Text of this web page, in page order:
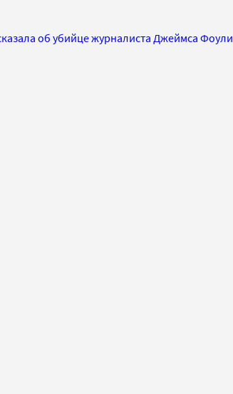
об убийце журналиста Джеймса Фоули